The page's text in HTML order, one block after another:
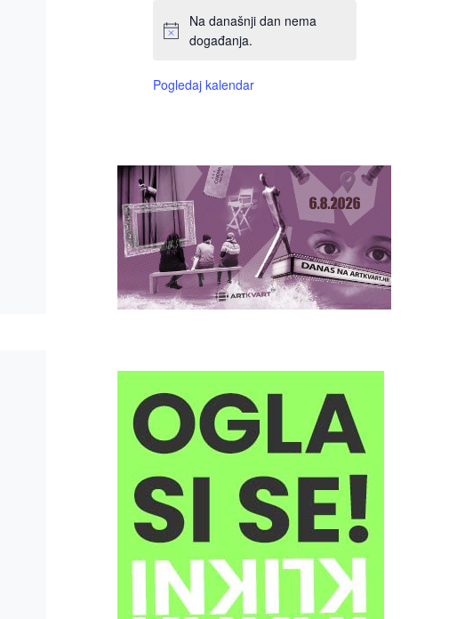
Na današnji dan nema
događanja.
Pogledaj kalendar